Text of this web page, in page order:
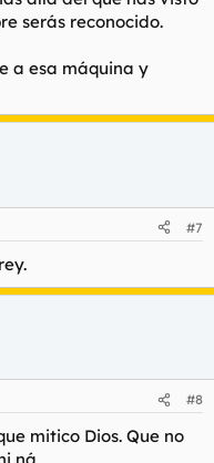
serás reconocido.
a esa máquina y
#7
#8
mitico Dios. Que no